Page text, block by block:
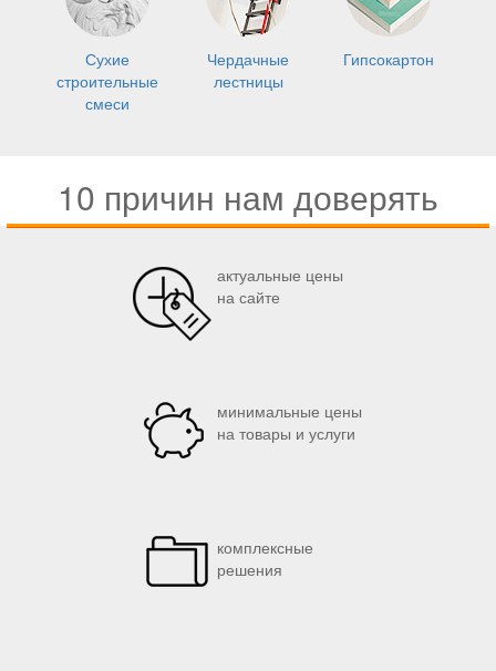
Сухие
строительные
смеси
Чердачные
лестницы
Гипсокартон
10 причин нам доверять
актуальные цены
на сайте
минимальные цены
на товары и услуги
комплексные
решения